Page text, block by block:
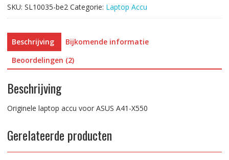
SKU: SL10035-be2 Categorie: Laptop Accu
Beschrijving
Bijkomende informatie
Beoordelingen (2)
Beschrijving
Originele laptop accu voor ASUS A41-X550
Gerelateerde producten